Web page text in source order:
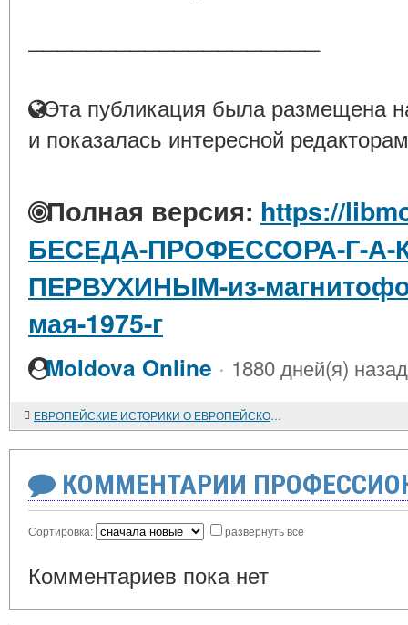
Эта публикация была размещена
и показалась интересной
Полная версия: https://
БЕСЕДА-ПРОФЕССОРА-Г-А-
ПЕРВУХИНЫМ-из-
мая-1975-г
Moldova Online · 1880 дней(я) назад
ЕВРОПЕЙСКИЕ ИСТОРИКИ О ЕВРОПЕЙСКОЙ ИСТОРИИ
КОММЕНТАРИИ
Сортировка: развернуть все
Комментариев пока нет